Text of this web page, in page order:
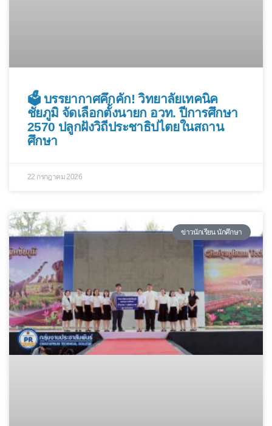
🗳️ บรรยากาศคึกคัก! วิทยาลัยเทคนิค
ชัยภูมิ จัดเลือกตั้งนายก อวท. ปีการศึกษา
2570 ปลูกฝังวิถีประชาธิปไตยในสถาน
ศึกษา
22 กรกฎาคม 2026
ข่าวนักเรียน นักศึกษา